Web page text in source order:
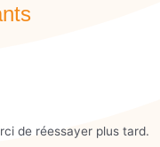
de réessayer plus tard.